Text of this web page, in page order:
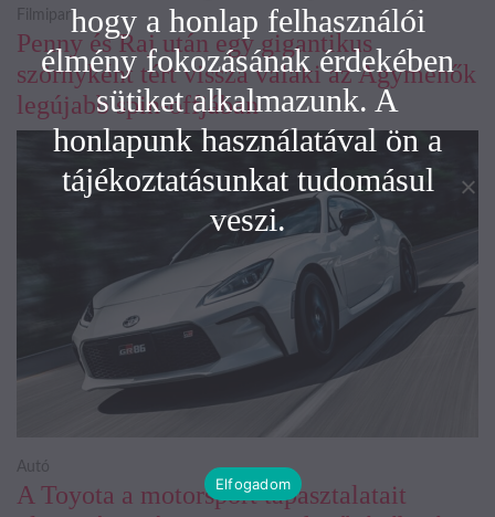
Penny és Raj után egy gigantikus
szörnyként tért vissza valaki az Agymenők
legújabb spin-offjában
Filmipar
A Toyota a motorsport tapasztalatait
Autó
hogy a honlap felhasználói
élmény fokozásának érdekében
sütiket alkalmazunk. A
honlapunk használatával ön a
tájékoztatásunkat tudomásul
veszi.
Elfogadom